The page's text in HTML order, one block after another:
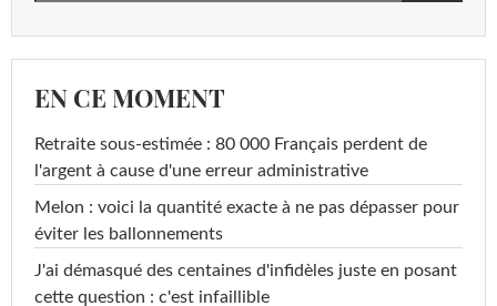
EN CE MOMENT
Retraite sous-estimée : 80 000 Français perdent de
l'argent à cause d'une erreur administrative
Melon : voici la quantité exacte à ne pas dépasser pour
éviter les ballonnements
J'ai démasqué des centaines d'infidèles juste en posant
cette question : c'est infaillible